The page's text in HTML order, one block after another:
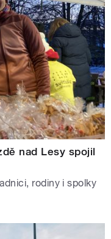
nad Lesy spojil
rodiny i spolky